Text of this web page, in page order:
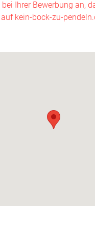
bei Ihrer Bewerbung an,
kein-bock-zu-